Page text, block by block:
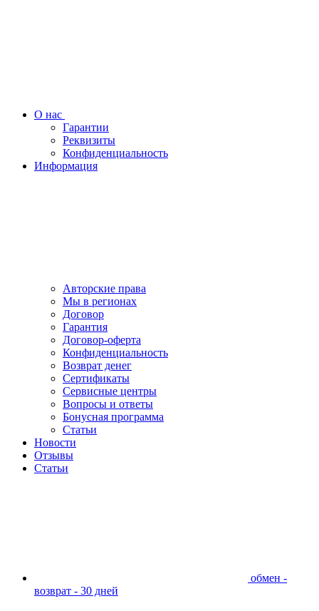
О нас
Гарантии
Реквизиты
Конфиденциальность
Информация
Авторские права
Мы в регионах
Договор
Гарантия
Договор-оферта
Конфиденциальность
Возврат денег
Сертификаты
Сервисные центры
Вопросы и ответы
Бонусная программа
Статьи
Новости
Отзывы
Статьи
обмен -
возврат - 30 дней